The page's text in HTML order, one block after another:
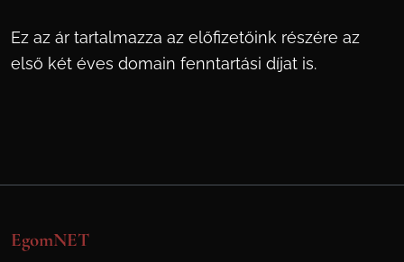
Ez az ár tartalmazza az előfizetőink részére az
első két éves domain fenntartási díjat is.
EgomNET